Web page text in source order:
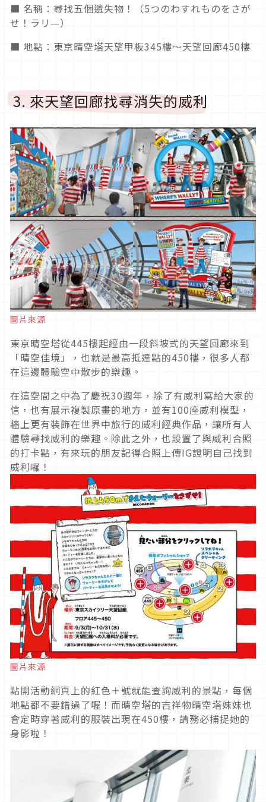
■ 名稱：尋找五個遺失物！（5つのわすれものをさが
せ！ラリ—）
■ 地點：東京晴空塔天望甲板345樓～天望回廊450樓
3. 來天望回廊找尋消失的威利
圖片來源
東京晴空塔從445樓起經由一段斜坡式的天望回廊來到
「晴空佳境」，也就是最高抵達點的450樓，很多人都
在這邊體驗空中散步的樂趣。
在這空間之中為了慶祝30週年，除了有威利寫給大家的
信，也有展示複製原畫的地方，並有100座威利模型，
牆上更有裝飾在世界中旅行的威利經典作品，讓所有人
體驗尋找威利的樂趣。除此之外，也設置了與威利合照
的打卡點，有來玩的朋友記得合照上傳IG證明自己找到
威利囉！
圖片來源
點開活動網頁上的紅色＋號就能查詢威利的景點，每個
地點都不要錯過了喔！而晴空塔的吉祥物晴空塔妹妹也
會定時穿著威利的服裝出現在450樓，請務必捕捉她的
身影啦！